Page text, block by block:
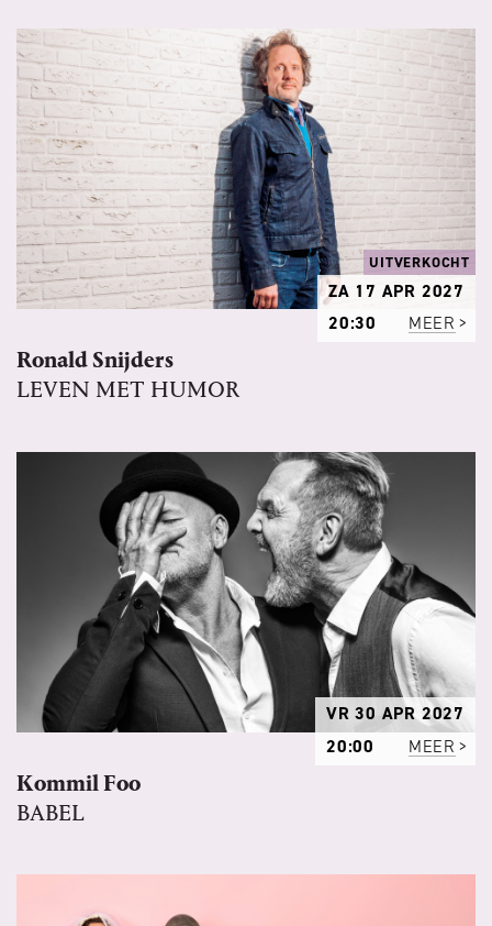
UITVERKOCHT
ZA 17 APR 2027
20:30
MEER
Ronald Snijders
LEVEN MET HUMOR
VR 30 APR 2027
20:00
MEER
Kommil Foo
BABEL